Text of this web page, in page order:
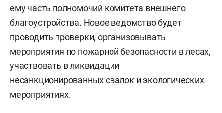
ему часть полномочий комитета внешнего
благоустройства. Новое ведомство будет
проводить проверки, организовывать
мероприятия по пожарной безопасности в лесах,
участвовать в ликвидации
несанкционированных свалок и экологических
мероприятиях.